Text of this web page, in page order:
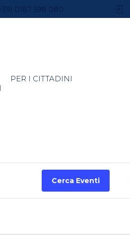
0187 598 080
PER I CITTADINI
Cerca Eventi